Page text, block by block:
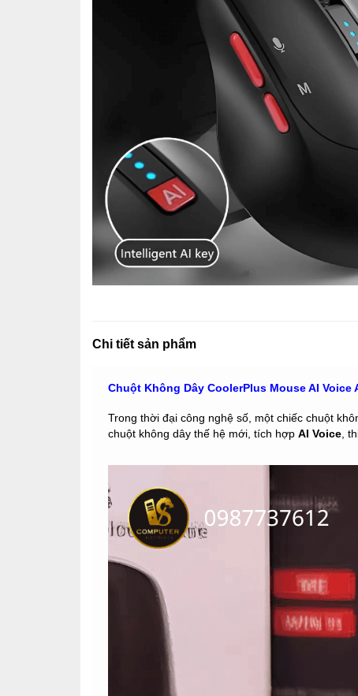
Chi tiết sản phẩm
Chuột Không Dây CoolerPlus Mouse AI Voice
Trong thời đại công nghệ số, một chiếc chuột
chuột không dây thế hệ mới, tích hợp AI Voice,